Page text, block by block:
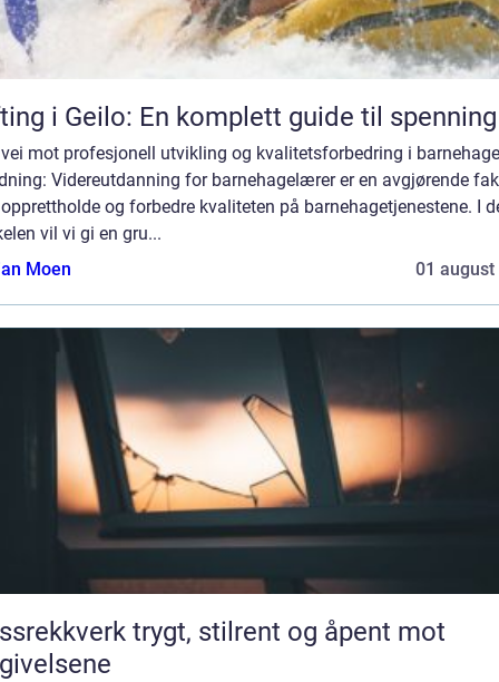
i Geilo: En komplett guide til spenning
mot profesjonell utvikling og kvalitetsforbedring i
Videreutdanning for barnehagelærer er en avgjørende
og forbedre kvaliteten på barnehagetjenestene. I
vil vi gi en gru...
Moen
01 august
trygt, stilrent og åpent mot